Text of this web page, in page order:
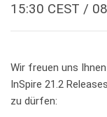
15:30 CEST /
Dauer
Wir freuen uns
InSpire 21.2
zu dürfen: